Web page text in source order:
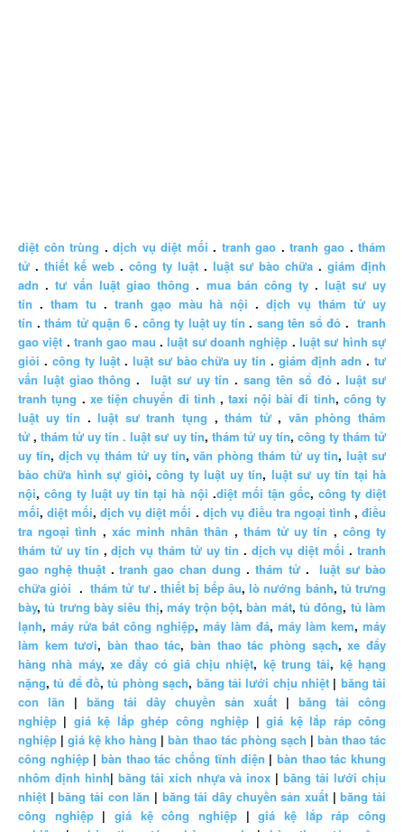
diệt côn trùng .dịch vụ diệt mối . tranh gao .tranh gao .thám
tử . thiết kế web . công ty luật . luật sư bào chữa . giám định
adn .tư vấn luật giao thông . mua bán công ty. luật sư uy
tín . tham tu . tranh gạo màu hà nội .dịch vụ thám tử uy
tín .thám tử quận 6. công ty luật uy tín . sang tên sổ đỏ .tranh
gao việt .tranh gao mau .luật sư doanh nghiệp .luật sư hình sự
giỏi . công ty luật. luật sư bào chữa uy tín .giám định adn .tư
vấn luật giao thông . luật sư uy tín .sang tên sổ đỏ.luật sư
tranh tụng . xe tiện chuyến đi tỉnh ,taxi nội bài đi tỉnh, công ty
luật uy tín .luật sư tranh tụng ,thám tử, văn phòng thám
tử ,thám tử uy tín . luật sư uy tín, thám tử uy tín, công ty thám tử
uy tín, dịch vụ thám tử uy tín,văn phòng thám tử uy tín,luật sư
bào chữa hình sự giỏi,công ty luật uy tín, luật sư uy tín tại hà
nội,công ty luật uy tín tại hà nội .diệt mối tận gốc, công ty diệt
mối,diệt mối,dịch vụ diệt mối . dịch vụ điều tra ngoại tình ,điều
tra ngoại tình , xác minh nhân thân , thám tử uy tín , công ty
thám tử uy tín ,dịch vụ thám tử uy tín . dịch vụ diệt mối .tranh
gao nghệ thuật.tranh gao chan dung . thám tử.luật sư bào
chữa giỏi .thám tử tư.thiết bị bếp âu,lò nướng bánh, tủ trưng
bày,tủ trưng bày siêu thị,máy trộn bột,bàn mát, tủ đông, tủ làm
lạnh, máy rửa bát công nghiệp, máy làm đá, máy làm kem, máy
làm kem tươi,bàn thao tác,bàn thao tác phòng sạch,xe đẩy
hàng nhà máy, xe đẩy có giá chịu nhiệt, kệ trung tải, kệ hạng
nặng,tủ để đồ,tủ phòng sạch, băng tải lưới chịu nhiệt| băng tải
con lăn | băng tải dây chuyền sản xuất | băng tải công
nghiệp | giá kệ lắp ghép công nghiệp |giá kệ lắp ráp công
nghiệp |giá kệ kho hàng |bàn thao tác phòng sạch | bàn thao tác
công nghiệp|bàn thao tác chống tĩnh điện | bàn thao tác khung
nhôm định hình| băng tải xích nhựa và inox |băng tải lưới chịu
nhiệt |băng tải con lăn | băng tải dây chuyền sản xuất |băng tải
công nghiệp|giá kệ công nghiệp |giá kệ lắp ráp công